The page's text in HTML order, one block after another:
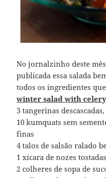
No jornalzinho deste
publicada essa salada
todos os ingredientes
winter salad with
3 tangerinas
10 kumquats sem
finas
4 talos de salsão ralado
1 xícara de nozes
2 colheres de sopa de